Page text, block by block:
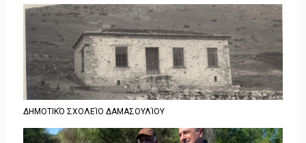
ΔΗΜΟΤΙΚΌ ΣΧΟΛΕΊΟ ΔΑΜΑΣΟΥΛΊΟΥ